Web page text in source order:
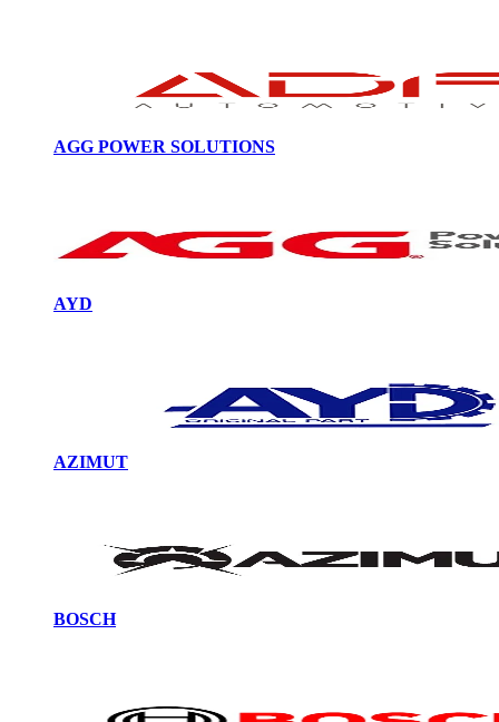
AGG POWER SOLUTIONS
AYD
AZIMUT
BOSCH